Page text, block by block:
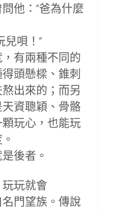
他：“爸為什麼
兒唄！”
有兩種不同的
頭懸樑、錐刺
出來的；而另
資聰穎、骨骼
玩心，也能玩
後者。
玩就會
門望族。傳說